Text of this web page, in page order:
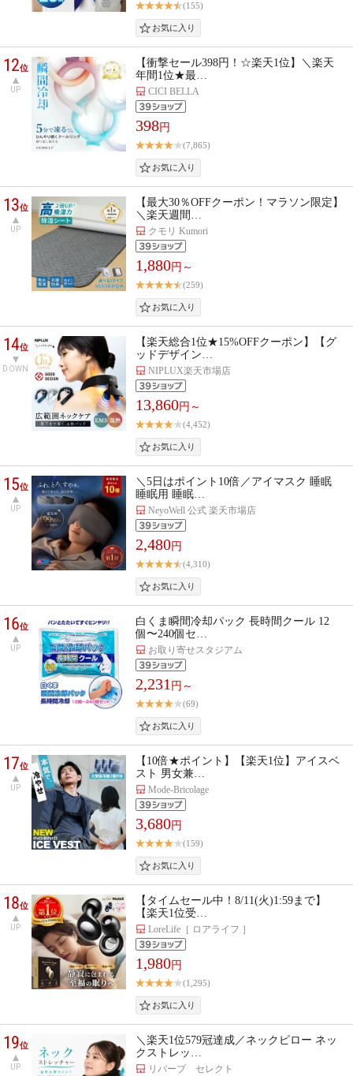
(155)
12位
UP
【衝撃セール398円！☆楽天1位】＼楽天
年間1位★最…
CICI BELLA
398円
(7,865)
13位
UP
【最大30％OFFクーポン！マラソン限定】
＼楽天週間…
クモリ Kumori
1,880円～
(259)
14位
DOWN
【楽天総合1位★15%OFFクーポン】【グ
ッドデザイン…
NIPLUX楽天市場店
13,860円～
(4,452)
15位
UP
＼5日はポイント10倍／アイマスク 睡眠
睡眠用 睡眠…
NeyoWell 公式 楽天市場店
2,480円
(4,310)
16位
UP
白くま瞬間冷却パック 長時間クール 12
個〜240個セ…
お取り寄せスタジアム
2,231 円～
(69)
17位
UP
【10倍★ポイント】【楽天1位】アイスベ
スト 男女兼…
Mode-Bricolage
3,680円
(159)
18位
UP
【タイムセール中！8/11(火)1:59まで】
【楽天1位受…
LoreLife［ ロアライフ ］
1,980円
(1,295)
19位
UP
＼楽天1位579冠達成／ネックピロー ネッ
クストレッ…
リバーブ セレクト